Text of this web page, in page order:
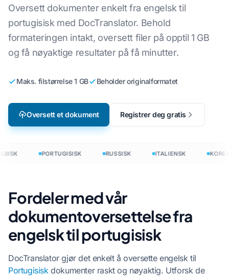
Oversett dokumenter enkelt fra engelsk til
portugisisk med DocTranslator. Behold
formateringen intakt, oversett filer på opptil 1 GB
og få nøyaktige resultater på få minutter.
Maks. filstørrelse 1 GB Beholder originalformatet
Oversett et dokument Registrer deg gratis
PORTUGISISK RUSSISK ITALIENSK
Fordeler med vår
dokumentoversettelse fra
engelsk til portugisisk
DocTranslator gjør det enkelt å oversette engelsk til
Portugisiskdokumenter raskt og nøyaktig. Utforsk de